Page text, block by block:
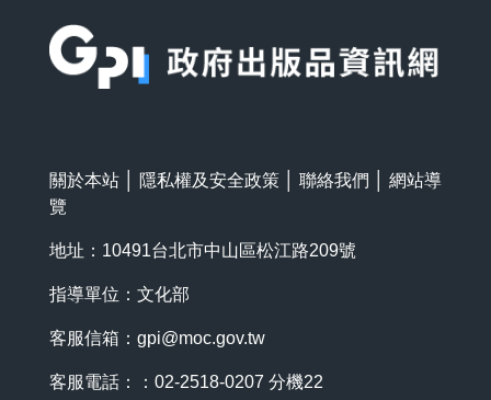
關於本站 隱私權及安全政策 聯絡我們
網站導
覽
地址：10491台北市中山區松江路209號
指導單位：文化部
客服信箱： gpi@moc.gov.tw
客服電話：：02-2518-0207 分機22